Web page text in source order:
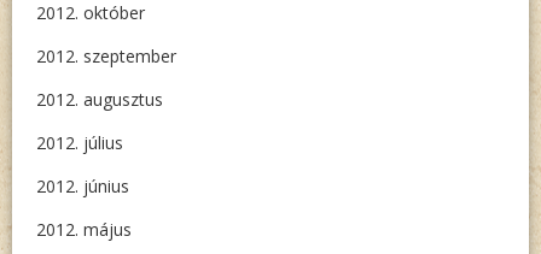
2012. október
2012. szeptember
2012. augusztus
2012. július
2012. június
2012. május